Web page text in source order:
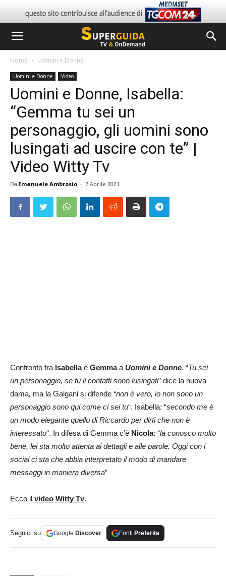
Home Uomini e Donne
Uomini e Donne Video
Uomini e Donne, Isabella:
“Gemma tu sei un
personaggio, gli uomini sono
lusingati ad uscire con te” |
Video Witty Tv
Da Emanuele Ambrosio - 7 Aprile 2021
Confronto fra Isabellae GemmaaUomini e Donne. “Tu sei
un personaggio, se tu li contatti sono lusingati” dice la nuova
dama, ma la Galgani si difende “non è vero, io non sono un
personaggio sono qui come ci sei tu“. Isabella: “secondo me è
un modo elegante quello di Riccardo per dirti che non è
interessato“. In difesa di Gemma c’è Nicola: “la conosco molto
bene, lei sta molto attenta ai dettagli e alle parole. Oggi con i
social ci sta che abbia interpretato il modo di mandare
messaggi in maniera diversa”
Ecco il video Witty Tv.
Seguici su Google Discover Fonti Preferite